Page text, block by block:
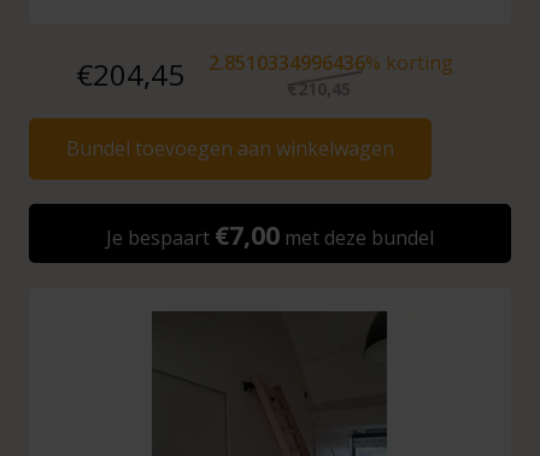
€204,45 2.8510334996436% korting
Bundel toevoegen aan winkelwagen
Je bespaart €7,00 met deze bundel